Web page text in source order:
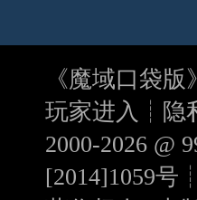
《魔域口袋版
玩家进入┊ 隐
2000-2026 @
[2014]1059号 ┊